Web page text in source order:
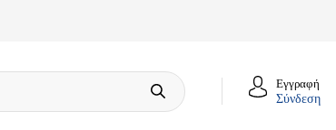
Εγγραφή
Σύνδεση